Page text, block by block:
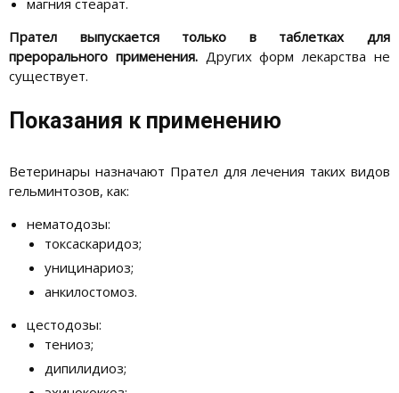
магния стеарат.
Прател выпускается только в таблетках для
прерорального применения.Других форм лекарства не
существует.
Показания к применению
Ветеринары назначают Прател для лечения таких видов
гельминтозов, как:
нематодозы:
токсаскаридоз;
уницинариоз;
анкилостомоз.
цестодозы:
тениоз;
дипилидиоз;